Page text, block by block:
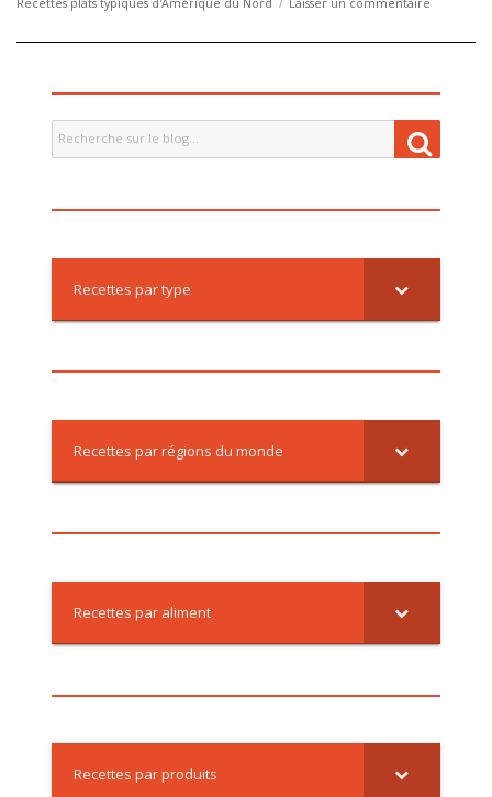
Recettes plats typiques d'Amérique du Nord
Laisser un commentaire
:
poivre
Recettes par type
Recettes par régions du monde
Recettes par aliment
Recettes par produits